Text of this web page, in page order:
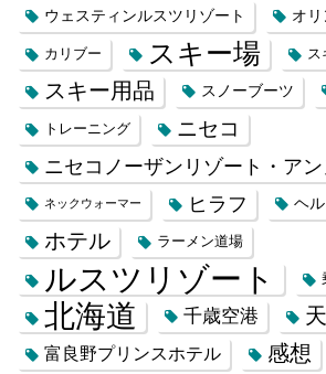
ウェスティンルスツリゾート オリ
カリブー スキー場 ス
スキー用品 スノーブーツ
トレーニング
ニセコ
ニセコノーザンリゾート・アン
ネックウォーマー ヒラフ ヘ
ホテル ラーメン道場
ルスツリゾート
北海道 千歳空港
富良野プリンスホテル 感想